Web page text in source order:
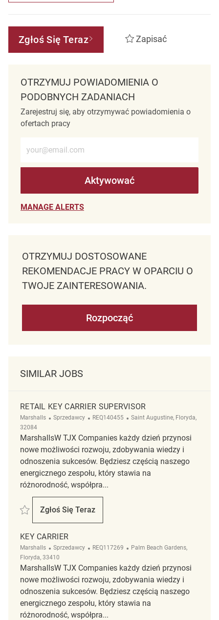
Zgłoś Się Teraz Zapisać
OTRZYMUJ POWIADOMIENIA O
PODOBNYCH ZADANIACH
Zarejestruj się, aby otrzymywać powiadomienia o
ofertach pracy
Aktywować
MANAGE ALERTS
OTRZYMUJ DOSTOSOWANE
REKOMENDACJE PRACY W OPARCIU O
TWOJE ZAINTERESOWANIA.
Rozpocząć
SIMILAR JOBS
RETAIL KEY CARRIER SUPERVISOR
Marshalls Kategoria
Sprzedawcy ReqId
REQ140455 Lokalizacja
Saint Augustine, Floryda,
32084
MarshallsW TJX Companies każdy dzień przynosi
nowe możliwości rozwoju, zdobywania wiedzy i
odnoszenia sukcesów. Będziesz częścią naszego
energicznego zespołu, który stawia na
różnorodność, współpra...
Zapisać Retail Key Carrier Supervisor REQ140455
Zgłoś Się Teraz
Retail Key Carrier Supervisor
KEY CARRIER
Marshalls Kategoria
Sprzedawcy ReqId
REQ117269 Lokalizacja
Palm Beach Gardens,
Floryda, 33410
MarshallsW TJX Companies każdy dzień przynosi
nowe możliwości rozwoju, zdobywania wiedzy i
odnoszenia sukcesów. Będziesz częścią naszego
energicznego zespołu, który stawia na
różnorodność, współpra...